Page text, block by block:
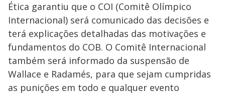
Ética garantiu que o COI (Comitê Olímpico
Internacional) será comunicado das decisões e
terá explicações detalhadas das motivações e
fundamentos do COB. O Comitê Internacional
também será informado da suspensão de
Wallace e Radamés, para que sejam cumpridas
as punições em todo e qualquer evento